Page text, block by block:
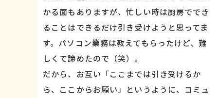
かる面もありますが、忙しい時は厨房ででき
ることはできるだけ引き受けようと思ってま
す。パソコン業務は教えてもらったけど、難
しくて諦めたので（笑）。
だから、お互い「ここまでは引き受けるか
ら、ここからお願い」というように、コミュ